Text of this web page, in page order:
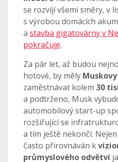
se rozvíjí všemi směry, v
s výrobou domácích
a stavba gigatovárny v
pokračuje.
Za pár let, až budou
hotové, by měly
zaměstnávat kolem 30
a podtrženo, Musk
automobilový start-up
rozšiřující se
a tím ještě nekončí.
často přirovnáván k
průmyslového odvětví